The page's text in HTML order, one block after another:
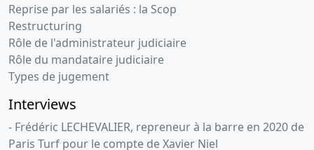
Reprise par les salariés : la Scop
Restructuring
Rôle de l'administrateur judiciaire
Rôle du mandataire judiciaire
Types de jugement
Interviews
- Frédéric LECHEVALIER, repreneur à la barre en 2020 de
Paris Turf pour le compte de Xavier Niel